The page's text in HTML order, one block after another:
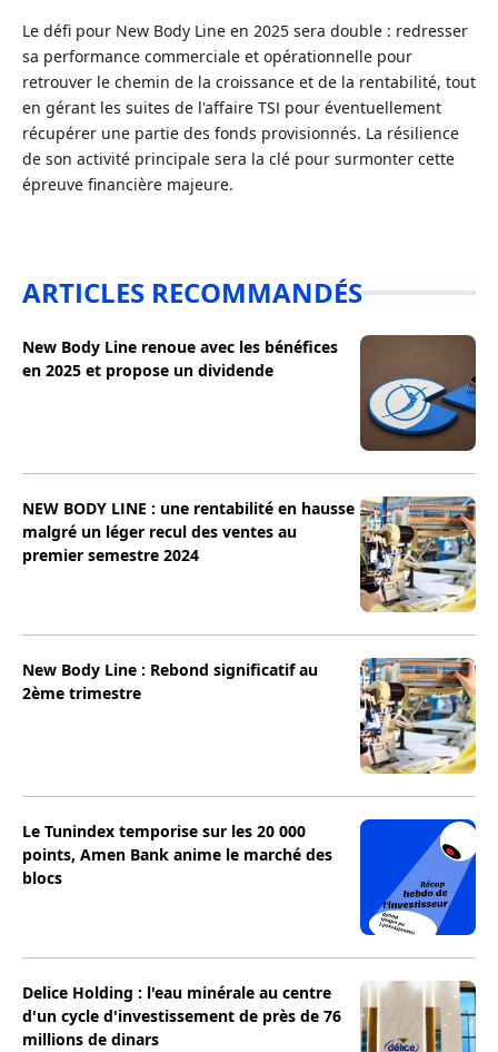
Le défi pour New Body Line en 2025 sera double : redresser
sa performance commerciale et opérationnelle pour
retrouver le chemin de la croissance et de la rentabilité, tout
en gérant les suites de l'affaire TSI pour éventuellement
récupérer une partie des fonds provisionnés. La résilience
de son activité principale sera la clé pour surmonter cette
épreuve financière majeure.
ARTICLES RECOMMANDÉS
New Body Line renoue avec les bénéfices
en 2025 et propose un dividende
NEW BODY LINE : une rentabilité en hausse
malgré un léger recul des ventes au
premier semestre 2024
New Body Line : Rebond significatif au
2ème trimestre
Le Tunindex temporise sur les 20 000
points, Amen Bank anime le marché des
blocs
Delice Holding : l'eau minérale au centre
d'un cycle d'investissement de près de 76
millions de dinars